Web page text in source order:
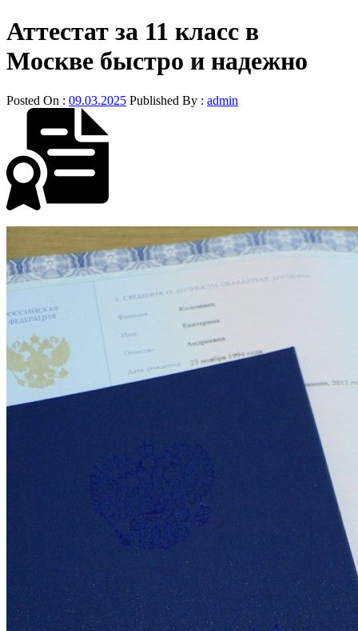
Аттестат за 11 класс в
Москве быстро и надежно
Posted On : 09.03.2025 Published By : admin